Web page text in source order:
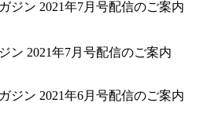
ン 2021年7月号配信のご案内